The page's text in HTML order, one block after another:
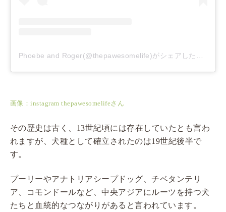
画像：instagram thepawesomelifeさん
その歴史は古く、13世紀頃には存在していたとも言わ
れますが、犬種として確立されたのは19世紀後半で
す。
プーリーやアナトリアシープドッグ、チベタンテリ
ア、コモンドールなど、中央アジアにルーツを持つ犬
たちと血統的なつながりがあると言われています。